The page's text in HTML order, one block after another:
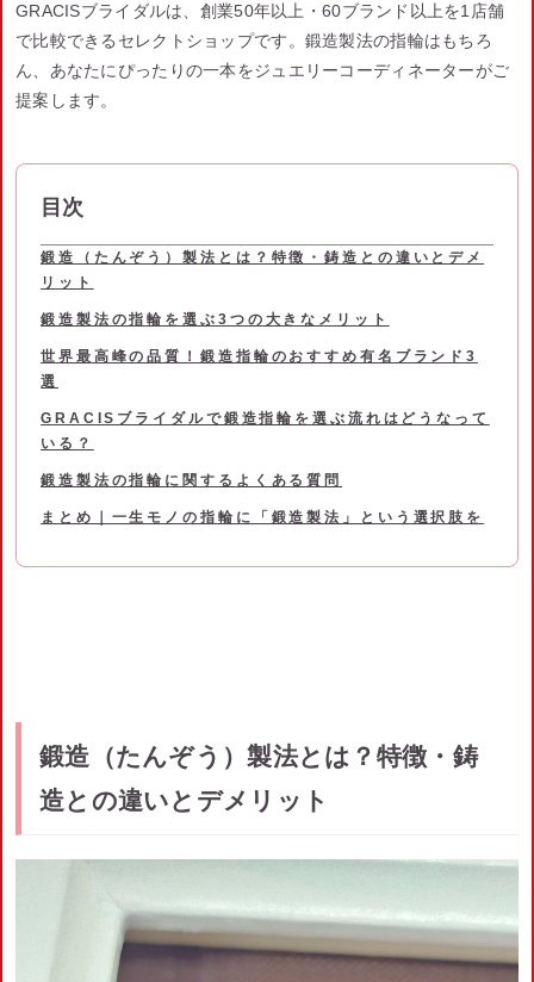
GRACISブライダルは、創業50年以上・60ブランド以上を1店舗
で比較できるセレクトショップです。鍛造製法の指輪はもちろ
ん、あなたにぴったりの一本をジュエリーコーディネーターがご
提案します。
目次
鍛造（たんぞう）製法とは？特徴・鋳造との違いとデメ
リット
鍛造製法の指輪を選ぶ3つの大きなメリット
世界最高峰の品質！鍛造指輪のおすすめ有名ブランド3
選
GRACISブライダルで鍛造指輪を選ぶ流れはどうなって
いる？
鍛造製法の指輪に関するよくある質問
まとめ｜一生モノの指輪に「鍛造製法」という選択肢を
鍛造（たんぞう）製法とは？特徴・鋳
造との違いとデメリット